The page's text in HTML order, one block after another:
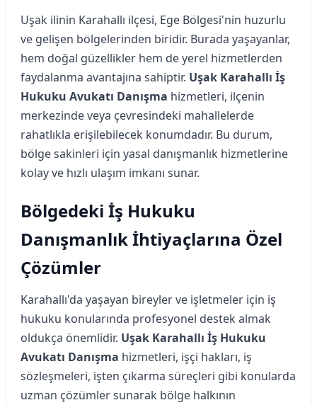
Uşak ilinin Karahallı ilçesi, Ege Bölgesi'nin huzurlu
ve gelişen bölgelerinden biridir. Burada yaşayanlar,
hem doğal güzellikler hem de yerel hizmetlerden
faydalanma avantajına sahiptir. Uşak Karahallı İş
Hukuku Avukatı Danışma hizmetleri, ilçenin
merkezinde veya çevresindeki mahallelerde
rahatlıkla erişilebilecek konumdadır. Bu durum,
bölge sakinleri için yasal danışmanlık hizmetlerine
kolay ve hızlı ulaşım imkanı sunar.
Bölgedeki İş Hukuku
Danışmanlık İhtiyaçlarına Özel
Çözümler
Karahallı'da yaşayan bireyler ve işletmeler için iş
hukuku konularında profesyonel destek almak
oldukça önemlidir. Uşak Karahallı İş Hukuku
Avukatı Danışma hizmetleri, işçi hakları, iş
sözleşmeleri, işten çıkarma süreçleri gibi konularda
uzman çözümler sunarak bölge halkının